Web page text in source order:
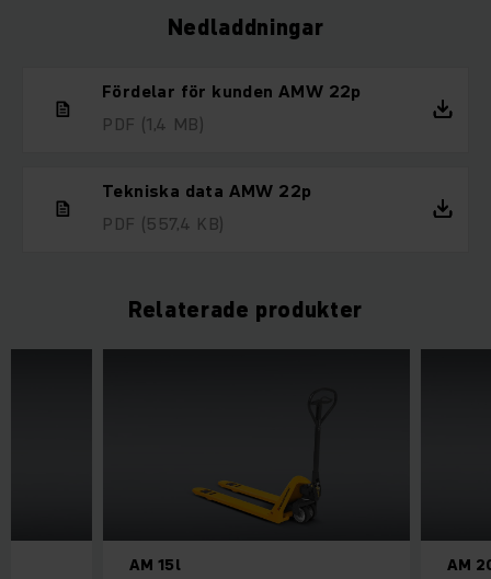
Nedladdningar
Fördelar för kunden AMW 22p
PDF (1,4 MB)
Tekniska data AMW 22p
PDF (557,4 KB)
Relaterade produkter
AM 15l AM